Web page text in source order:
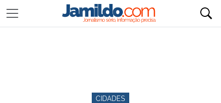
CIDADES